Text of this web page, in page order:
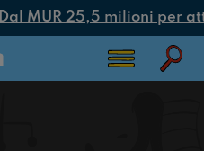
Dal MUR 25,5 milioni per